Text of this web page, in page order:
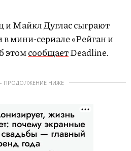
и Майкл Дуглас сыграют
в мини-сериале «Рейган и
этомсообщаетDeadline.
ПРОДОЛЖЕНИЕ НИЖЕ